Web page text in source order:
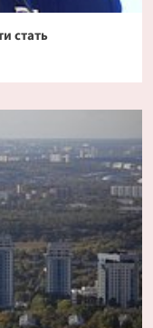
стать